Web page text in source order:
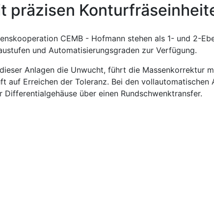
präzisen
CEMB - Hofmann stehen als 1- und 2-
und Automatisierungsgraden zur Verfügung.
Anlagen die Unwucht, führt die Massenkorrektur
auf Erreichen der Toleranz. Bei den vollautomatischen
über einen Rundschwenktransfer.